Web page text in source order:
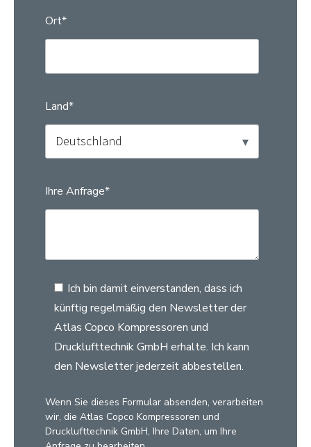
Ort*
Land*
Ihre Anfrage*
Ich bin damit einverstanden, dass ich
künftig regelmäßig den Newsletter der
Atlas Copco Kompressoren und
Drucklufttechnik GmbH erhalte. Ich kann
den Newsletter jederzeit abbestellen.
Wenn Sie dieses Formular absenden, verarbeiten
wir, die Atlas Copco Kompressoren und
Drucklufttechnik GmbH, Ihre Daten, um Ihre